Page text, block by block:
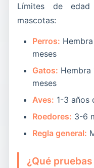
Límites de
mascotas:
Perros:
meses
Gatos: Hembra
meses
Aves: 1-3 años
Roedores: 3-6
Regla general:
¿Qué